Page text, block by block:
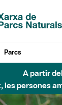
Parcs
A partir
les persones